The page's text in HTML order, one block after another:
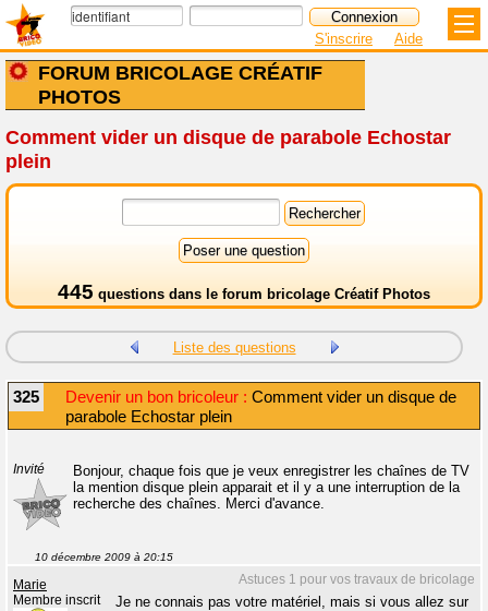
FORUM BRICOLAGE CRÉATIF
PHOTOS
S'inscrire Aide
Comment vider un disque de parabole Echostar
plein
445 questions dans le forum bricolage Créatif Photos
Liste des questions
325 Devenir un bon bricoleur : Comment vider un disque de
parabole Echostar plein
Invité
Bonjour, chaque fois que je veux enregistrer les chaînes de TV
la mention disque plein apparait et il y a une interruption de la
recherche des chaînes. Merci d'avance.
10 décembre 2009 à 20:15
Astuces 1 pour vos travaux de bricolage
Marie
Membre inscrit
Je ne connais pas votre matériel, mais si vous allez sur